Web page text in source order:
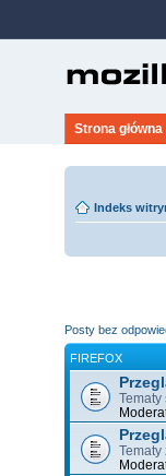
Strona główna
Indeks
Posty bez
FIREFOX